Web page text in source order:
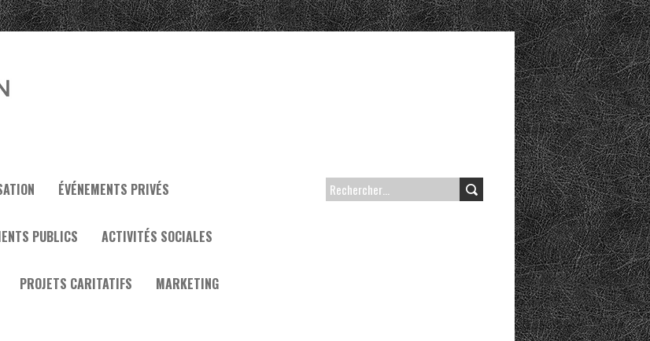
ÉVÉNEMENTS PRIVÉS
PUBLICS ACTIVITÉS SOCIALES
PROJETS CARITATIFS MARKETING
RECHERCHER :